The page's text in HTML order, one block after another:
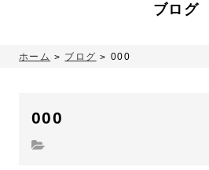
ブログ
ホーム ブログ 000
000